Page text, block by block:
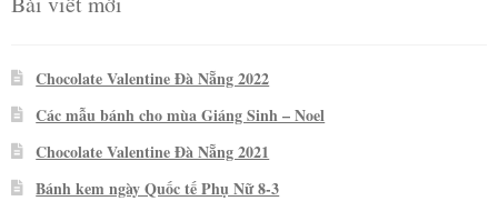
Chocolate Valentine Đà Nẵng 2022
Các mẫu bánh cho mùa Giáng Sinh – Noel
Chocolate Valentine Đà Nẵng 2021
Bánh kem ngày Quốc tế Phụ Nữ 8-3